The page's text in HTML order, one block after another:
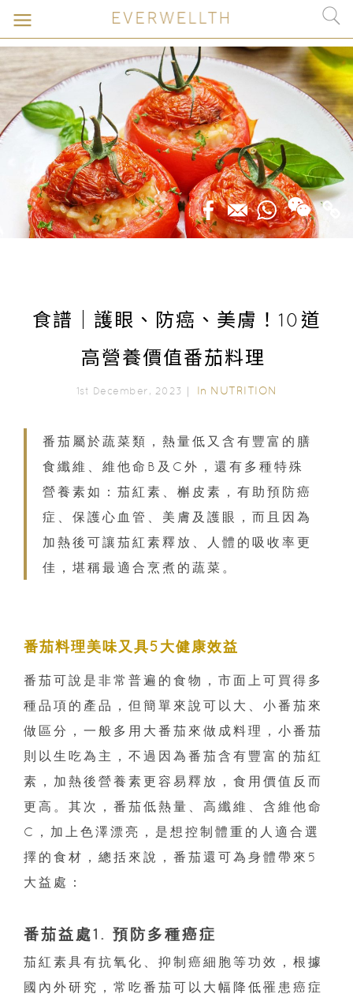
食譜｜護眼、防癌、美膚！10道
高營養價值番茄料理
1st December, 2023｜ In NUTRITION
番茄屬於蔬菜類，熱量低又含有豐富的膳
食纖維、維他命B及C外，還有多種特殊
營養素如：茄紅素、槲皮素，有助預防癌
症、保護心血管、美膚及護眼，而且因為
加熱後可讓茄紅素釋放、人體的吸收率更
佳，堪稱最適合烹煮的蔬菜。
番茄料理美味又具5大健康效益
番茄可說是非常普遍的食物，市面上可買得多
種品項的產品，但簡單來說可以大、小番茄來
做區分，一般多用大番茄來做成料理，小番茄
則以生吃為主，不過因為番茄含有豐富的茄紅
素，加熱後營養素更容易釋放，食用價值反而
更高。其次，番茄低熱量、高纖維、含維他命
C，加上色澤漂亮，是想控制體重的人適合選
擇的食材，總括來說，番茄還可為身體帶來5
大益處：
番茄益處1. 預防多種癌症
茄紅素具有抗氧化、抑制癌細胞等功效，根據
國內外研究，常吃番茄可以大幅降低罹患癌症